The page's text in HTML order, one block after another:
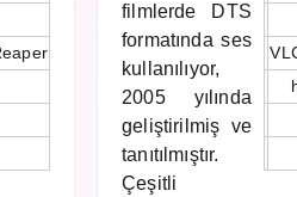
filmlerde DTS
formatında ses
kullanılıyor,
2005 yılında
geliştirilmiş ve
tanıtılmıştır.
Çeşitli